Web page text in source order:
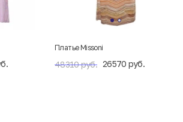
Платье Missoni
48310 руб. 26570 руб.